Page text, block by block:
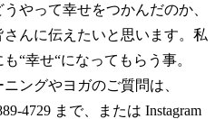
やって幸せをつかんだのか、
んに伝えたいと思います。私
“幸せ“になってもらう事。
ングやヨガのご質問は、
4729 まで、または Instagram